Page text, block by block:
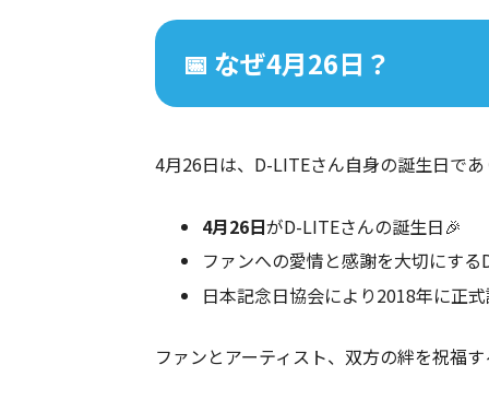
📅 なぜ4月26日？
4月26日は、D-LITEさん自身の誕生日で
4月26日がD-LITEさんの誕生日🎉
ファンへの愛情と感謝を大切にす
日本記念日協会により2018年に正
ファンとアーティスト、双方の絆を祝福